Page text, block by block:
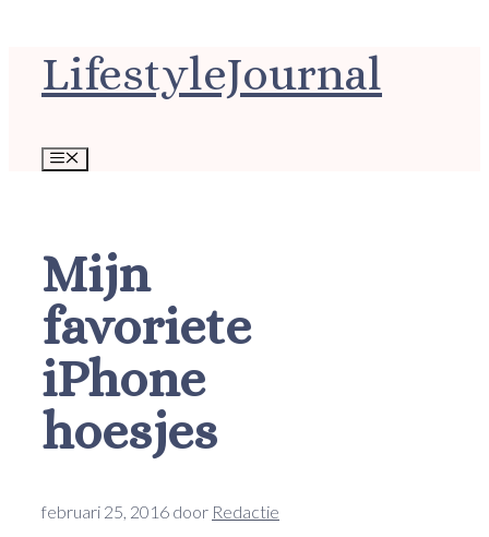
LifestyleJournal
Menu
Mijn
favoriete
iPhone
hoesjes
februari 25, 2016 door Redactie